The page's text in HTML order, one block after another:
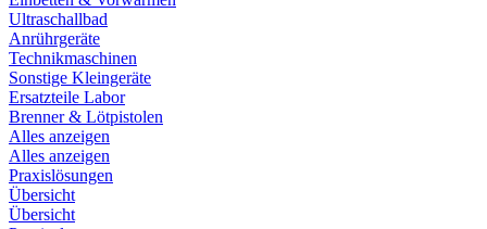
Ultraschallbad
Anrührgeräte
Technikmaschinen
Sonstige Kleingeräte
Ersatzteile Labor
Brenner & Lötpistolen
Alles anzeigen
Alles anzeigen
Praxislösungen
Übersicht
Übersicht